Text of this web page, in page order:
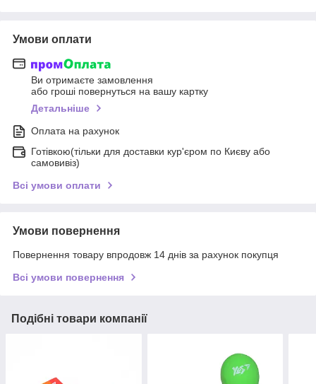
Умови оплати
Ви отримаєте замовлення
або гроші повернуться на вашу картку
Детальніше
Оплата на рахунок
Готівкою(тільки для доставки кур'єром по Києву або
самовивіз)
Всі умови оплати
Умови повернення
Повернення товару впродовж 14 днів за рахунок покупця
Всі умови повернення
Подібні товари компанії